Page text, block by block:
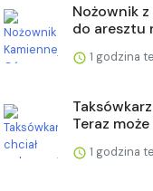
Nożownik
do aresztu
1 godzina
Teraz
1 godzina